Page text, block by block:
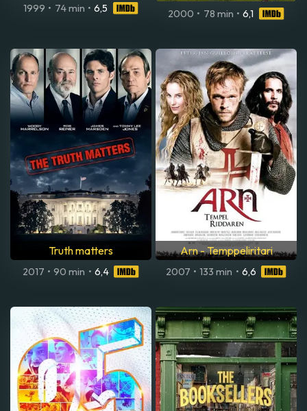
1999 • 74 min • 6,5 2000 • 78 min • 6,1
Truth matters
2017 • 90 min • 6,4
Arn - Temppeliritari
2007 • 133 min • 6,6